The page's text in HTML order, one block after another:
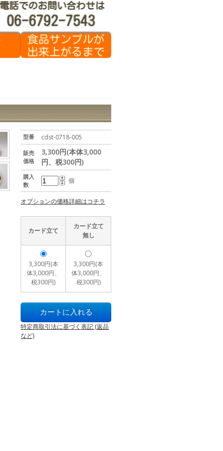
型番 cdst-0718-005
販売
価格
3,300円(本体3,000
円、税300円)
購入
数
個
オプションの価格詳細はコチラ
カード立て
カード立て
無し
3,300円(本
体3,000円、
税300円)
3,300円(本
体3,000円、
税300円)
特定商取引法に基づく表記 (返品
など)